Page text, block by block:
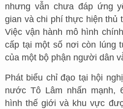
nhưng vẫn chưa đáp ứng
gian và chi phí thực hiện thủ
Việc vận hành mô hình
cấp tại một số nơi còn lúng
của một bộ phận người dân
Phát biểu chỉ đạo tại hội
nước Tô Lâm nhấn mạnh,
hình thế giới và khu vực